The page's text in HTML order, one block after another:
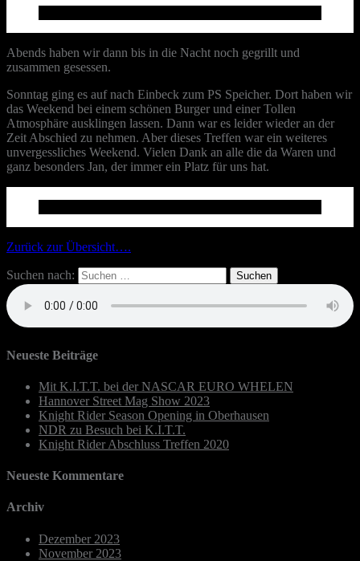
Abends haben wir dann bis in die Nacht noch gegrillt und
zusammen gesessen.
Sonntag ging es auf nach Einbeck zum PS Speicher. Dort haben wir
das Weekend bei einem schönen Burger und einer Tollen
Atmosphäre ausklingen lassen. Dann war es leider wieder an der
Zeit Abschied zu nehmen. Aber dieses Treffen war ein weiteres
unvergessliches Weekend. Vielen Dank an alle die da Waren und
ganz besonders Jan, der immer ein Platz für uns hat.
Zurück zur Übersicht….
Suchen nach:
Neueste Beiträge
Mit K.I.T.T. bei der NASCAR EURO WHELEN
Hannover Street Mag Show 2023
Knight Rider Season Opening in Oberhausen
NDR zu Besuch bei K.I.T.T.
Knight Rider Abschluss Treffen 2020
Neueste Kommentare
Archiv
Dezember 2023
November 2023